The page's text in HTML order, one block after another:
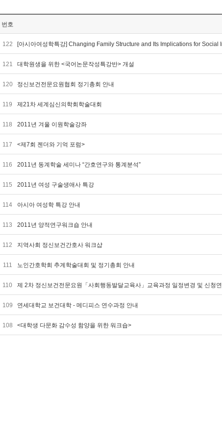
번호
122 [아시아여성학특강] Changing Family Structure and Its Implications for Social
121 대학원생을 위한 <국어논문작성특강반> 개설
120 정신보건전문요원협회 정기총회 안내
119 제21차 세계심신의학회학술대회
118 2011년 겨울 이원학술강좌
117 <제7회 젠더와 기억 포럼>
116 2011년 동계학술 세미나 “간호연구와 통계분석”
115 2011년 여성 구술생애사 특강
114 아시아 여성학 특강 안내
113 2011년 양적연구워크숍 안내
112 지역사회 정신보건간호사 워크샵
111 노인간호학회 추계학술대회 및 정기총회 안내
110 제 2차 정신보건전문요원「사회행동발달교육사」교육과정 일정변경 및 신청
109 연세대학교 보건대학 - 메디피스 연수과정 안내
108 <대학생 다문화 감수성 함양을 위한 워크숍>